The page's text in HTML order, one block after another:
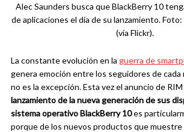
Alec Saunders busca que BlackBerry 10
de aplicaciones el día de su lanzamiento.
(vía Flickr).
La constante evolución en la guerra de
genera emoción entre los seguidores de cada
no es la excepción. Esta vez el anuncio de
lanzamiento de la nueva generación de sus
sistema operativo BlackBerry 10es
porque de los nuevos productos que muestre